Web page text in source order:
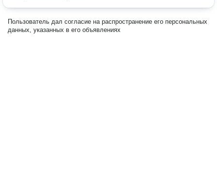
Пользователь дал согласие на распространение его персональных
данных, указанных в его объявлениях